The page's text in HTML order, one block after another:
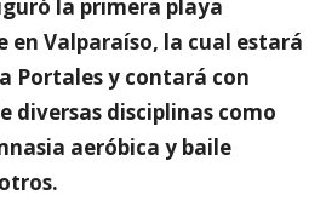
la primera playa
en Valparaíso, la cual estará
Portales y contará con
diversas disciplinas como
aeróbica y baile